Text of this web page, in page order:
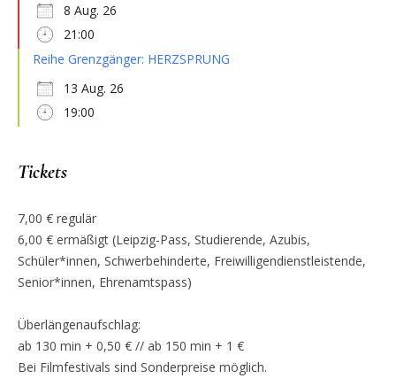
8 Aug. 26
21:00
Reihe Grenzgänger: HERZSPRUNG
13 Aug. 26
19:00
Tickets
7,00 € regulär
6,00 € ermäßigt (Leipzig-Pass, Studierende, Azubis,
Schüler*innen, Schwerbehinderte, Freiwilligendienstleistende,
Senior*innen, Ehrenamtspass)
Überlängenaufschlag:
ab 130 min + 0,50 € // ab 150 min + 1 €
Bei Filmfestivals sind Sonderpreise möglich.